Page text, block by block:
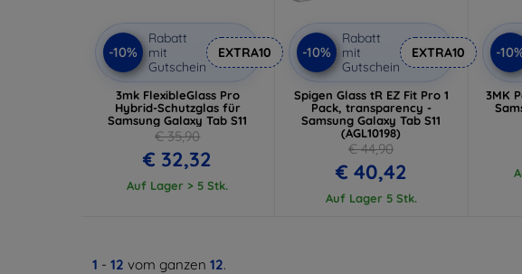
-10%
Rabatt
mit
Gutschein
EXTRA10
3mk FlexibleGlass Pro
Hybrid-Schutzglas für
Samsung Galaxy Tab S11
€ 35,90
€ 32,32
Auf Lager > 5 Stk.
-10%
Rabatt
mit
Gutschein
EXTRA10
Spigen Glass tR EZ Fit Pro 1
Pack, transparency -
Samsung Galaxy Tab S11
(AGL10198)
€ 44,90
€ 40,42
Auf Lager 5 Stk.
-
3MK
1 - 12 vom ganzen 12.